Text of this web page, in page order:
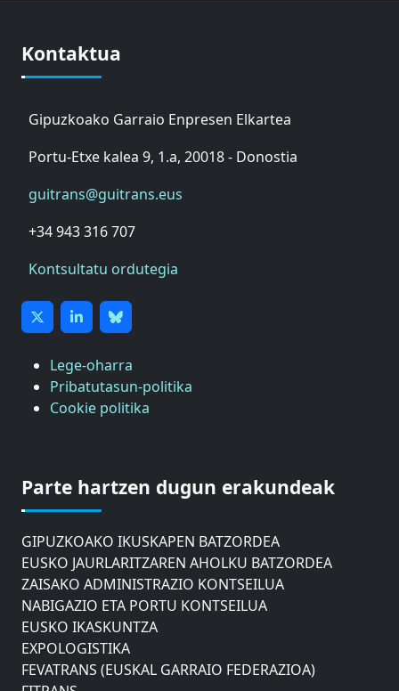
Kontaktua
Gipuzkoako Garraio Enpresen Elkartea
Portu-Etxe kalea 9, 1.a, 20018 - Donostia
guitrans@guitrans.eus
+34 943 316 707
Kontsultatu ordutegia
Lege-oharra
Pribatutasun-politika
Cookie politika
Parte hartzen dugun erakundeak
DONOSTIAKO UDALEKO MUGIKORTASUNERAKO
AHOLKU BATZORDEA
GIPUZKOAKO IKUSKAPEN BATZORDEA
EUSKO JAURLARITZAREN AHOLKU BATZORDEA
ZAISAKO ADMINISTRAZIO KONTSEILUA
NABIGAZIO ETA PORTU KONTSEILUA
EUSKO IKASKUNTZA
EXPOLOGISTIKA
FEVATRANS (EUSKAL GARRAIO FEDERAZIOA)
FITRANS